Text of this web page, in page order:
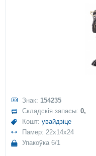
Знак: 154235
Складскія запасы:0,
Кошт:увайдзіце
Памер: 22x14x24
Упакоўка 6/1